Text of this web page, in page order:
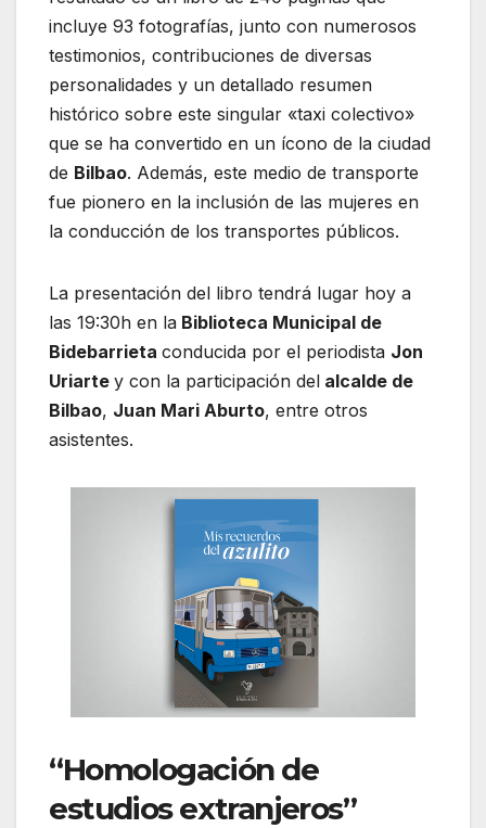
incluye 93 fotografías, junto con numerosos
testimonios, contribuciones de diversas
personalidades y un detallado resumen
histórico sobre este singular «taxi colectivo»
que se ha convertido en un ícono de la ciudad
de Bilbao. Además, este medio de transporte
fue pionero en la inclusión de las mujeres en
la conducción de los transportes públicos.
La presentación del libro tendrá lugar hoy a
las 19:30h en la Biblioteca Municipal de
Bidebarrieta conducida por el periodista Jon
Uriarte y con la participación del alcalde de
Bilbao, Juan Mari Aburto, entre otros
asistentes.
“Homologación de
estudios extranjeros”